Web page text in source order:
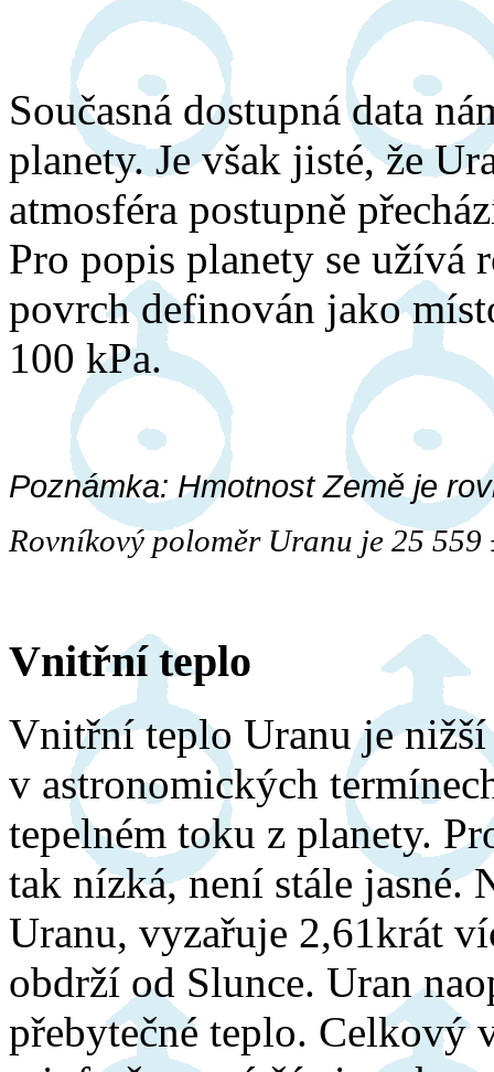
Současná dostupná data
planety. Je však jisté, že
atmosféra postupně
Pro popis planety se užívá
povrch definován jako
100 kPa.
Poznámka: Hmotnost Země je
Rovníkový poloměr Uranu je 25 559
Vnitřní teplo
Vnitřní teplo Uranu je
v astronomických
tepelném toku z planety.
tak nízká, není stále
Uranu, vyzařuje 2,61krát
obdrží od Slunce. Uran
přebytečné teplo. Celkový